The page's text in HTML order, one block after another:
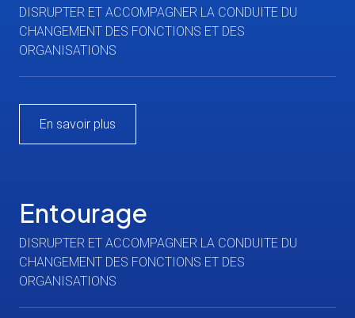
DISRUPTER ET ACCOMPAGNER LA CONDUITE DU
CHANGEMENT DES FONCTIONS ET DES
ORGANISATIONS
En savoir plus
Entourage
DISRUPTER ET ACCOMPAGNER LA CONDUITE DU
CHANGEMENT DES FONCTIONS ET DES
ORGANISATIONS